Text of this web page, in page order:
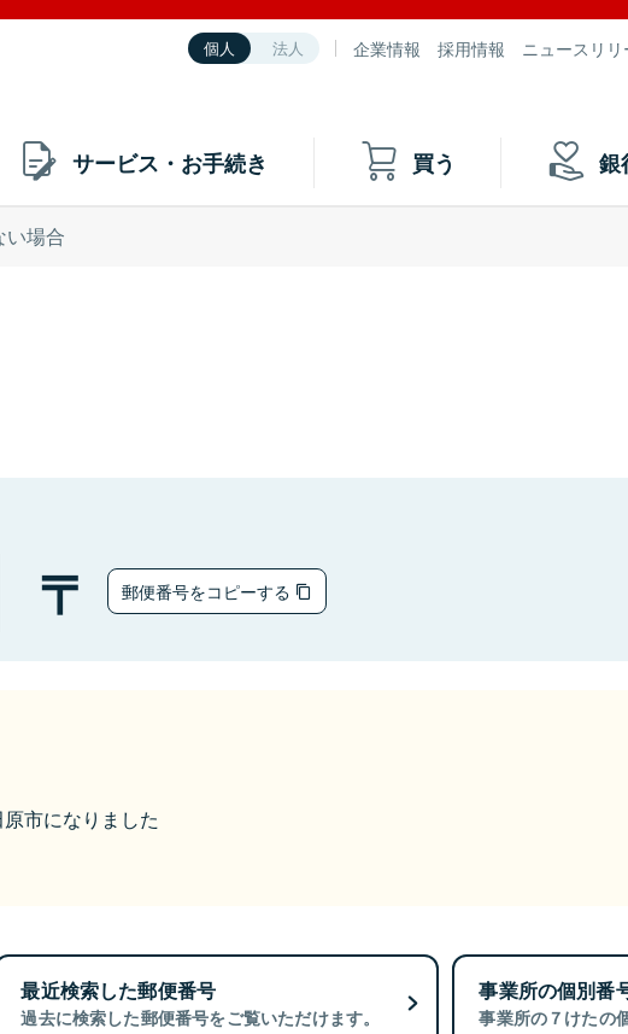
個人 法人 企業情報 採用情報 ニュースリリ
サービス・お手続き 買う 銀
い場合
郵便番号をコピーする
市になりました
最近検索した郵便番号
過去に検索した郵便番号をご覧いただけます。
事業所の個別番
事業所の７けたの